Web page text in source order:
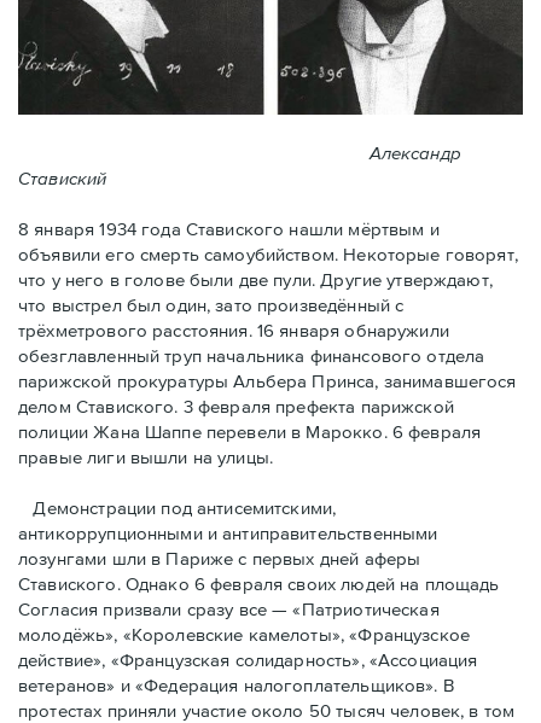
Александр
Ставиский
8 января 1934 года Ставиского нашли мёртвым и
объявили его смерть самоубийством. Некоторые говорят,
что у него в голове были две пули. Другие утверждают,
что выстрел был один, зато произведённый с
трёхметровoго расстояния. 16 января обнаружили
обезглавленный труп начальника финансового отдела
парижской прокуратуры Альбера Принса, занимавшегося
делом Cтавиского. 3 февраля префекта парижской
полиции Жана Шаппе перевели в Марокко. 6 февраля
правые лиги вышли на улицы.
Демонстрации под антисемитскими,
антикоррупционными и антиправительственными
лозунгами шли в Париже с первых дней аферы
Ставиского. Однако 6 февраля своих людей на площадь
Согласия призвали сразу все — «Патриотическая
молодёжь», «Королевские камелоты», «Французское
действие», «Французская солидарность», «Ассоциация
ветеранов» и «Федерация налогоплательщиков». В
протестах приняли участие около 50 тысяч человек, в том